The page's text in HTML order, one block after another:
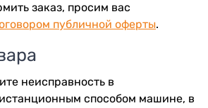
заказ, просим вас
публичной оферты.
неисправность в
способом машине, в